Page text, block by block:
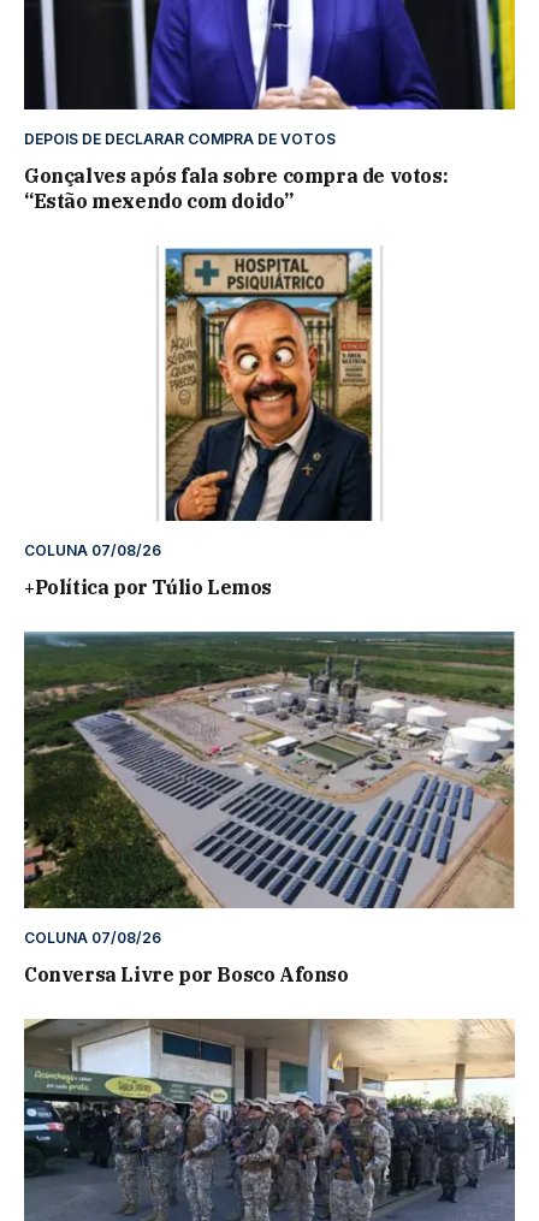
DEPOIS DE DECLARAR COMPRA DE VOTOS
Gonçalves após fala sobre compra de votos:
“Estão mexendo com doido”
COLUNA 07/08/26
+Política por Túlio Lemos
COLUNA 07/08/26
Conversa Livre por Bosco Afonso